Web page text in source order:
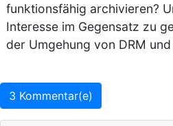
funktionsfähig archivieren?
Interesse im Gegensatz zu
der Umgehung von DRM
3 Kommentar(e)